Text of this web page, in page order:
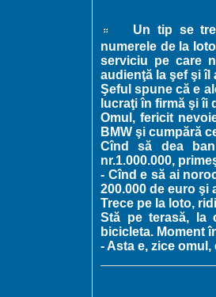
Un tip se
numerele de la
serviciu pe care
audienţă la şef şi îl
Şeful spune că e
lucraţi în firmă şi îi
Omul, fericit
BMW şi cumpără
Cînd să dea
nr.1.000.000,
- Cînd e să ai
200.000 de euro şi
Trece pe la loto,
Stă pe terasă, la
bicicleta. Moment
- Asta e, zice